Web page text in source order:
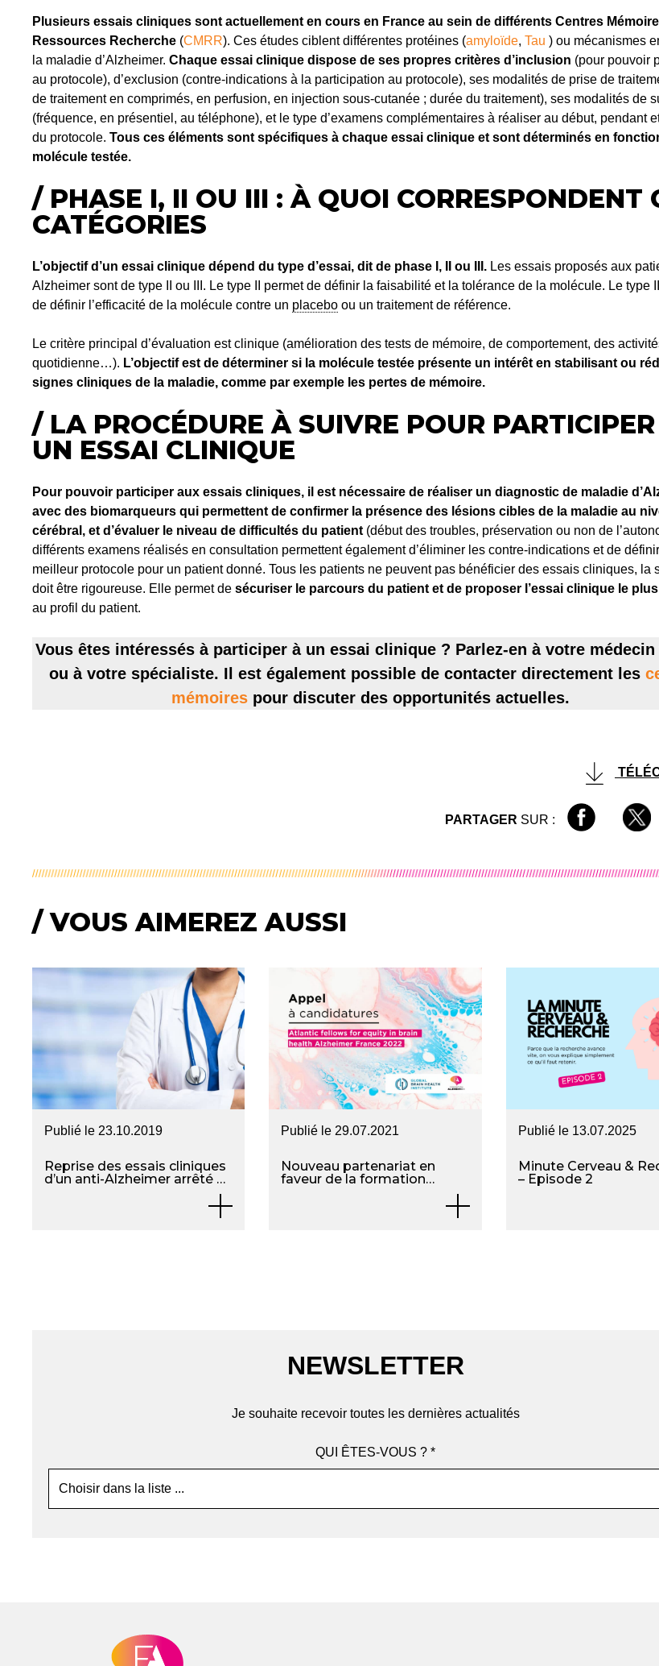
Plusieurs essais cliniques sont actuellement en cours en France au sein de différents Centres Mémoire
Ressources Recherche (CMRR). Ces études ciblent différentes protéines (amyloïde, Tau ) ou mécanismes
la maladie d’Alzheimer. Chaque essai clinique dispose de ses propres critères d’inclusion (pour pouvoir
au protocole), d’exclusion (contre-indications à la participation au protocole), ses modalités de prise de
de traitement en comprimés, en perfusion, en injection sous-cutanée ; durée du traitement), ses modalités de
(fréquence, en présentiel, au téléphone), et le type d’examens complémentaires à réaliser au début, pendant
du protocole. Tous ces éléments sont spécifiques à chaque essai clinique et sont déterminés en
molécule testée.
/ PHASE I, II OU III : À QUOI CORRESPONDENT
CATÉGORIES
L’objectif d’un essai clinique dépend du type d’essai, dit de phase I, II ou III. Les essais proposés aux
Alzheimer sont de type II ou III. Le type II permet de définir la faisabilité et la tolérance de la molécule. Le type
de définir l’efficacité de la molécule contre un placebo ou un traitement de référence.
Le critère principal d’évaluation est clinique (amélioration des tests de mémoire, de comportement, des
quotidienne…). L’objectif est de déterminer si la molécule testée présente un intérêt en stabilisant ou
signes cliniques de la maladie, comme par exemple les pertes de mémoire.
/ LA PROCÉDURE À SUIVRE POUR
UN ESSAI CLINIQUE
Pour pouvoir participer aux essais cliniques, il est nécessaire de réaliser un diagnostic de maladie
avec des biomarqueurs qui permettent de confirmer la présence des lésions cibles de la maladie au
cérébral, et d’évaluer le niveau de difficultés du patient (début des troubles, préservation ou non de
différents examens réalisés en consultation permettent également d’éliminer les contre-indications et de
meilleur protocole pour un patient donné. Tous les patients ne peuvent pas bénéficier des essais cliniques, la
doit être rigoureuse. Elle permet de sécuriser le parcours du patient et de proposer l’essai clinique le
au profil du patient.
Vous êtes intéressés à participer à un essai clinique ? Parlez-en à votre
ou à votre spécialiste. Il est également possible de contacter directement les
mémoires pour discuter des opportunités actuelles.
PARTAGER SUR :
/ VOUS AIMEREZ AUSSI
Publié le 23.10.2019
Reprise des essais cliniques
d’un anti-Alzheimer arrêté en
Publié le 29.07.2021
Nouveau partenariat en
faveur de la formation
Publié le 13.07.2025
Minute Cerveau &
– Episode 2
NEWSLETTER
Je souhaite recevoir toutes les dernières actualités
QUI ÊTES-VOUS ? *